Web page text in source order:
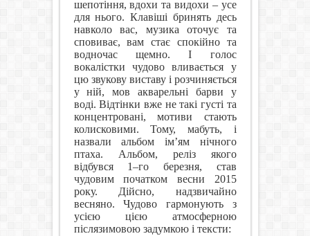
шепотіння, вдохи та видохи – усе
для нього. Клавіші бринять десь
навколо вас, музика оточує та
сповиває, вам стає спокійно та
водночас щемно. І голос
вокалістки чудово вливається у
цю звукову виставу і розчиняється
у ній, мов акварельні барви у
воді. Відтінки вже не такі густі та
концентровані, мотиви стають
колисковими. Тому, мабуть, і
назвали альбом ім’ям нічного
птаха. Альбом, реліз якого
відбувся 1–го березня, став
чудовим початком весни 2015
року. Дійсно, надзвичайно
весняно. Чудово гармонують з
усією цією атмосферною
післязимовою задумкою і тексти: